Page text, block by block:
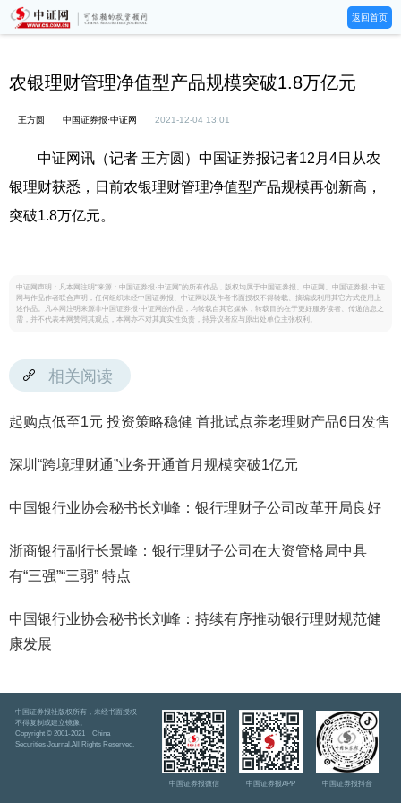
返回首页
农银理财管理净值型产品规模突破1.8万亿元
王方圆 中国证券报·中证网 2021-12-04 13:01
中证网讯（记者 王方圆）中国证券报记者12月4日从农
银理财获悉，日前农银理财管理净值型产品规模再创新高，
突破1.8万亿元。
中证网声明：凡本网注明“来源：中国证券报·中证网”的所有作品，版权均属于中国证券报、中证网。中国证券报·中证
网与作品作者联合声明，任何组织未经中国证券报、中证网以及作者书面授权不得转载、摘编或利用其它方式使用上
述作品。凡本网注明来源非中国证券报·中证网的作品，均转载自其它媒体，转载目的在于更好服务读者、传递信息之
需，并不代表本网赞同其观点，本网亦不对其真实性负责，持异议者应与原出处单位主张权利。
相关阅读
起购点低至1元 投资策略稳健 首批试点养老理财产品6日发售
深圳“跨境理财通”业务开通首月规模突破1亿元
中国银行业协会秘书长刘峰：银行理财子公司改革开局良好
浙商银行副行长景峰：银行理财子公司在大资管格局中具
有“三强”“三弱” 特点
中国银行业协会秘书长刘峰：持续有序推动银行理财规范健
康发展
中国证券报社版权所有，未经书面授权
不得复制或建立镜像。
Copyright © 2001-2021 China
Securities Journal.All Rights Reserved.
中国证券报微信 中国证券报APP 中国证券报抖音